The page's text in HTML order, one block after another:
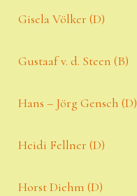
Gisela Völker (D)
Gustaaf v. d. Steen (B)
Hans – Jörg Gensch (D)
Heidi Fellner (D)
Horst Diehm (D)